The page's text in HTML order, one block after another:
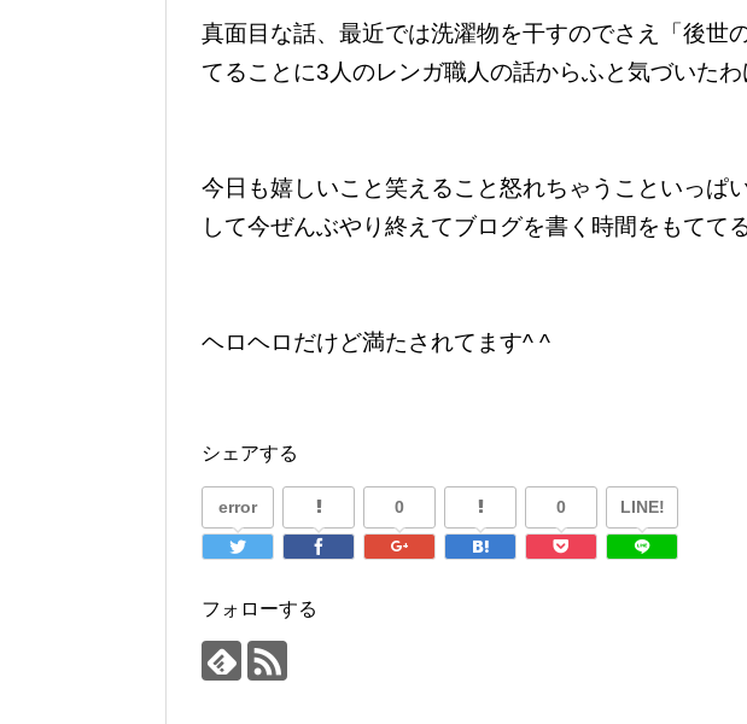
真面目な話、最近では洗濯物を干すのでさえ「後世
てることに3人のレンガ職人の話からふと気づいたわ
今日も嬉しいこと笑えること怒れちゃうこといっぱ
して今ぜんぶやり終えてブログを書く時間をもてて
ヘロヘロだけど満たされてます^ ^
シェアする
error 0 0 LINE!
フォローする